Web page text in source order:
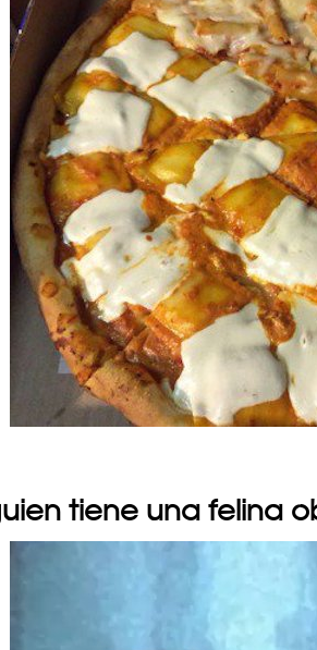
tiene una felina